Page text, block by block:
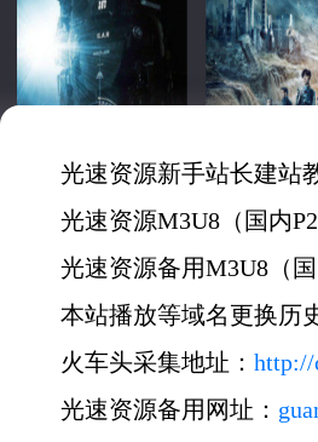
光速资源新手站长建站
光速资源M3U8（国内
光速资源备用M3U8（
本站播放等域名更换历
火车头采集地址： http://
光速资源备用网址：